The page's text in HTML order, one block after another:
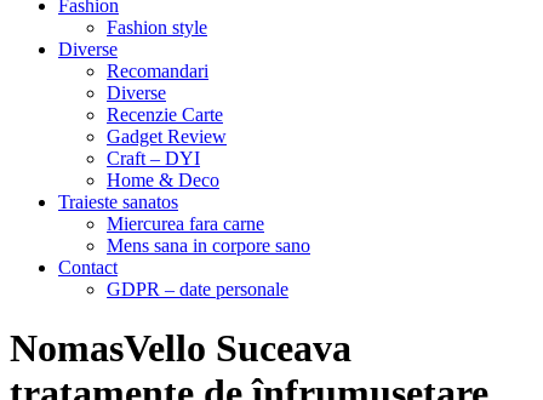
Fashion
Fashion style
Diverse
Recomandari
Diverse
Recenzie Carte
Gadget Review
Craft – DYI
Home & Deco
Traieste sanatos
Miercurea fara carne
Mens sana in corpore sano
Contact
GDPR – date personale
NomasVello Suceava